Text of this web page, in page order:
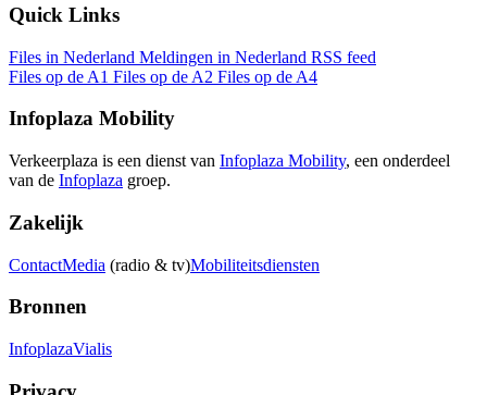
Quick Links
Files in Nederland Meldingen in Nederland RSS feed
Files op de A1 Files op de A2 Files op de A4
Infoplaza Mobility
Verkeerplaza is een dienst van Infoplaza Mobility, een onderdeel
van de Infoplaza groep.
Zakelijk
ContactMedia (radio & tv)Mobiliteitsdiensten
Bronnen
InfoplazaVialis